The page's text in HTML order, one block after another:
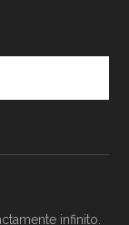
infinito.